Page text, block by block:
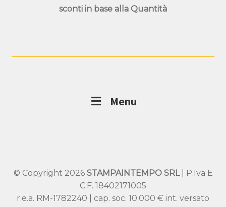
sconti in base alla Quantità
Menu
© Copyright 2026 STAMPAINTEMPO SRL| P.Iva E
C.F. 18402171005
r.e.a. RM-1782240 | cap. soc. 10.000 € int. versato